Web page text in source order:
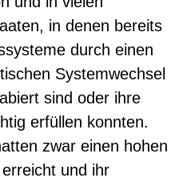
in denen bereits
durch einen
Systemwechsel
sind oder ihre
erfüllen konnten.
zwar einen hohen
und ihr